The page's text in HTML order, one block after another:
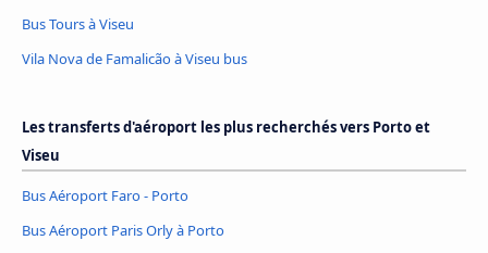
Bus Tours à Viseu
Vila Nova de Famalicão à Viseu bus
Les transferts d'aéroport les plus recherchés vers Porto et
Viseu
Bus Aéroport Faro - Porto
Bus Aéroport Paris Orly à Porto